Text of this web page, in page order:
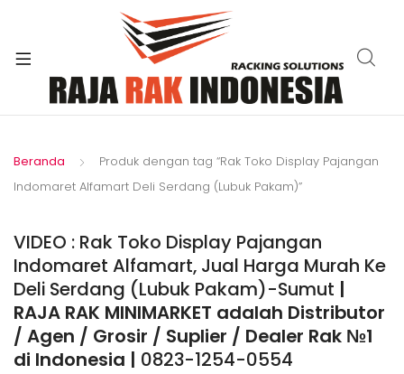
Beranda
Produk dengan tag “Rak Toko Display Pajangan
Indomaret Alfamart Deli Serdang (Lubuk Pakam)”
VIDEO : Rak Toko Display Pajangan
Indomaret Alfamart, Jual Harga Murah Ke
Deli Serdang (Lubuk Pakam)-Sumut |
RAJA RAK MINIMARKET adalah Distributor
/ Agen / Grosir / Suplier / Dealer Rak №1
di Indonesia | 0823-1254-0554